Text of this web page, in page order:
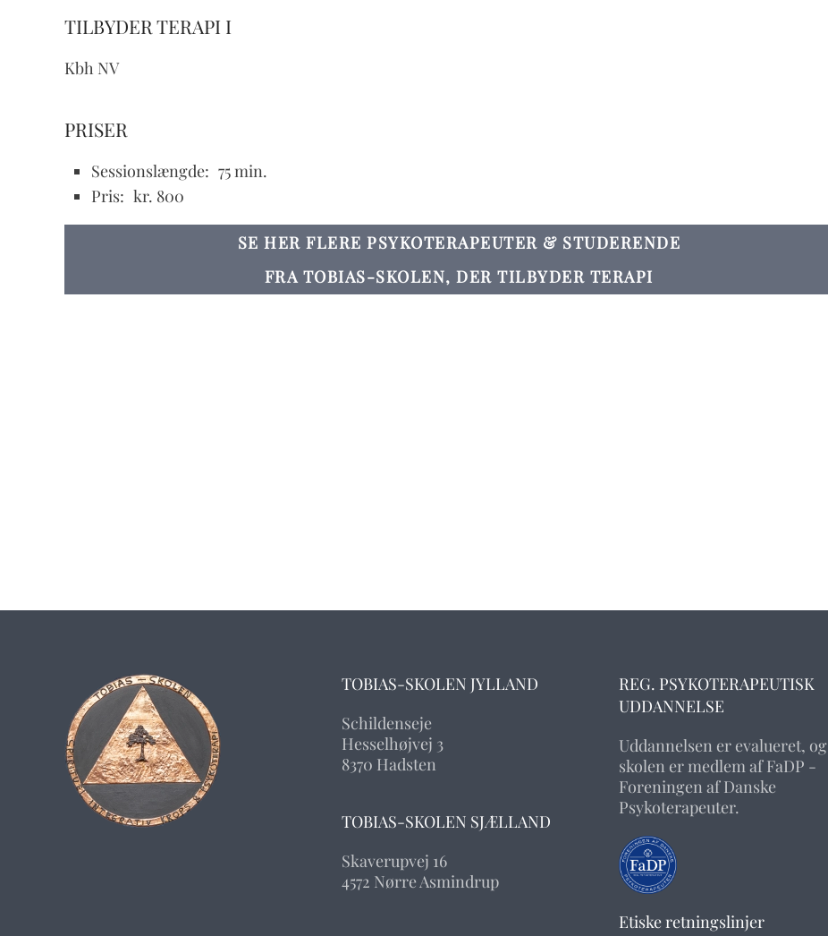
TILBYDER TERAPI I
Kbh NV
PRISER
Sessionslængde: 75 min.
Pris: kr. 800
SE HER FLERE PSYKOTERAPEUTER & STUDERENDE
FRA TOBIAS-SKOLEN, DER TILBYDER TERAPI
TOBIAS-SKOLEN JYLLAND
Schildenseje
Hesselhøjvej 3
8370 Hadsten
TOBIAS-SKOLEN SJÆLLAND
Skaverupvej 16
4572 Nørre Asmindrup
REG. PSYKOTERAPEUTISK
UDDANNELSE
Uddannelsen er evalueret, og
skolen er medlem af FaDP -
Foreningen af Danske
Psykoterapeuter.
Etiske retningslinjer